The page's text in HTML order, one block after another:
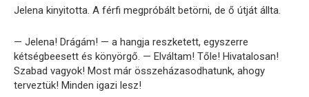
Jelena kinyitotta. A férfi megpróbált betörni, de ő útját állta.
— Jelena! Drágám! — a hangja reszketett, egyszerre
kétségbeesett és könyörgő. — Elváltam! Tőle! Hivatalosan!
Szabad vagyok! Most már összeházasodhatunk, ahogy
terveztük! Minden igazi lesz!